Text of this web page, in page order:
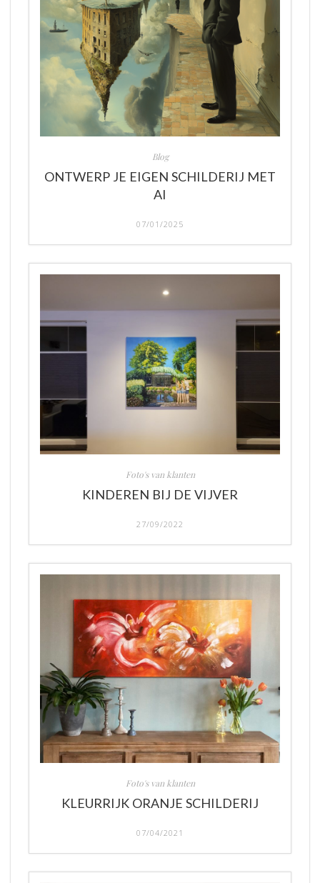
Blog
ONTWERP JE EIGEN SCHILDERIJ MET
AI
07/01/2025
Foto's van klanten
KINDEREN BIJ DE VIJVER
27/09/2022
Foto's van klanten
KLEURRIJK ORANJE SCHILDERIJ
07/04/2021